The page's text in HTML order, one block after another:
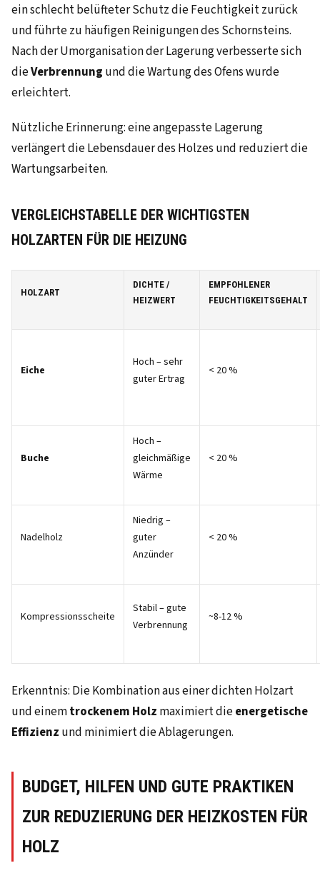
ein schlecht belüfteter Schutz die Feuchtigkeit zurück
und führte zu häufigen Reinigungen des Schornsteins.
Nach der Umorganisation der Lagerung verbesserte sich
dieVerbrennung und die Wartung des Ofens wurde
erleichtert.
Nützliche Erinnerung: eine angepasste Lagerung
verlängert die Lebensdauer des Holzes und reduziert die
Wartungsarbeiten.
VERGLEICHSTABELLE DER WICHTIGSTEN
HOLZARTEN FÜR DIE HEIZUNG
HOLZART
DICHTE /
HEIZWERT
EMPFOHLENER
FEUCHTIGKEITSGEHALT
Eiche
Hoch – sehr
guter Ertrag
< 20 %
Buche
Hoch –
gleichmäßige
Wärme
< 20 %
Nadelholz
Niedrig –
guter
Anzünder
< 20 %
Kompressionsscheite
Stabil – gute
Verbrennung
~8-12 %
Erkenntnis: Die Kombination aus einer dichten Holzart
und einemtrockenem Holz maximiert dieenergetische
Effizienz und minimiert die Ablagerungen.
BUDGET, HILFEN UND GUTE PRAKTIKEN
ZUR REDUZIERUNG DER HEIZKOSTEN FÜR
HOLZ